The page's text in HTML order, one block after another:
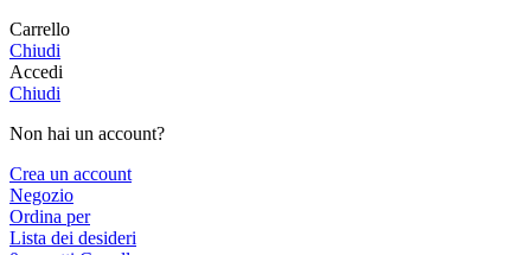
Carrello
Chiudi
Accedi
Chiudi
Non hai un account?
Crea un account
Negozio
Ordina per
Lista dei desideri